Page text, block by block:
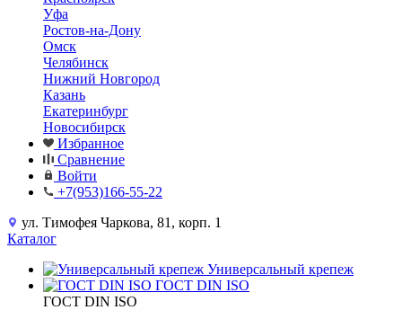
Уфа
Ростов-на-Дону
Омск
Челябинск
Нижний Новгород
Казань
Екатеринбург
Новосибирск
Избранное
Сравнение
Войти
+7(953)166-55-22
ул. Тимофея Чаркова, 81, корп. 1
Каталог
Универсальный крепеж
ГОСТ DIN ISO
ГОСТ DIN ISO